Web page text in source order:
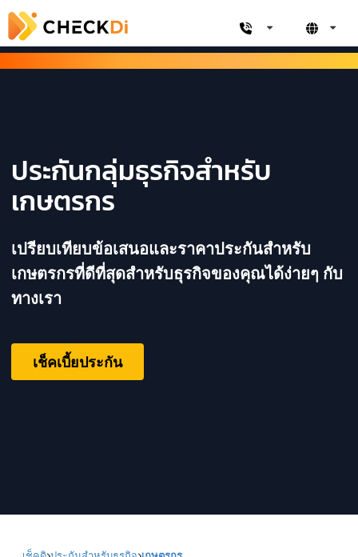
ประกันกลุ่มธุรกิจสำหรับ
เกษตรกร
เปรียบเทียบข้อเสนอและราคาประกันสำหรับ
เกษตรกรที่ดีที่สุดสำหรับธุรกิจของคุณได้ง่ายๆ กับ
ทางเรา
เช็คเบี้ยประกัน